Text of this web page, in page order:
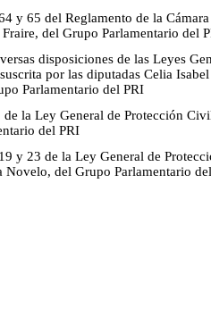
y 65 del Reglamento de la
del Grupo Parlamentario del
disposiciones de las Leyes
por las diputadas Celia
Parlamentario del PRI
la Ley General de Protección
del PRI
y 23 de la Ley General de
Novelo, del Grupo Parlamentario